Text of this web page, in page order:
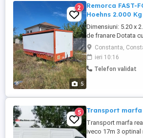
5
2
Remorca FAST-
Hoehns 2.000 Kg
Dimensiuni: 5.20 x
de franare Dotata
lungimea remorcii -
- 1 frigider - nou -
GN-uri (rece) - nou,
striat - plita grill cu
Constanta,
ieri 10:16
Telefon validat
5 Transport
Transport marfa
iveco 17m 3